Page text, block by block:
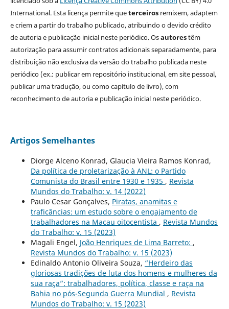
International. Esta licença permite queterceirosremixem, adaptem
e criem a partir do trabalho publicado, atribuindo o devido crédito
de autoria e publicação inicial neste periódico. Osautorestêm
autorização para assumir contratos adicionais separadamente, para
distribuição não exclusiva da versão do trabalho publicada neste
periódico (ex.: publicar em repositório institucional, em site pessoal,
publicar uma tradução, ou como capítulo de livro), com
reconhecimento de autoria e publicação inicial neste periódico.
Artigos Semelhantes
Diorge Alceno Konrad, Glaucia Vieira Ramos Konrad,
Da política de proletarização à ANL: o Partido
Comunista do Brasil entre 1930 e 1935 , Revista
Mundos do Trabalho: v. 14 (2022)
Paulo Cesar Gonçalves, Piratas, anamitas e
traficâncias: um estudo sobre o engajamento de
trabalhadores na Macau oitocentista , Revista Mundos
do Trabalho: v. 15 (2023)
Magali Engel, João Henriques de Lima Barreto: ,
Revista Mundos do Trabalho: v. 15 (2023)
Edinaldo Antonio Oliveira Souza, “Herdeiro das
gloriosas tradições de luta dos homens e mulheres da
sua raça”: trabalhadores, política, classe e raça na
Bahia no pós-Segunda Guerra Mundial , Revista
Mundos do Trabalho: v. 15 (2023)